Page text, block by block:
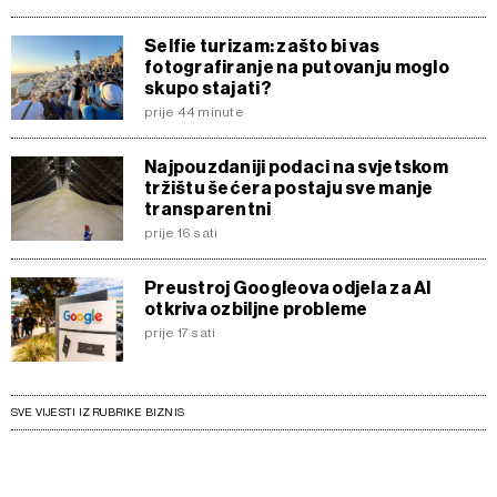
Selfie turizam: zašto bi vas
fotografiranje na putovanju moglo
skupo stajati?
prije 44 minute
Najpouzdaniji podaci na svjetskom
tržištu šećera postaju sve manje
transparentni
prije 16 sati
Preustroj Googleova odjela za AI
otkriva ozbiljne probleme
prije 17 sati
SVE VIJESTI IZ RUBRIKE BIZNIS